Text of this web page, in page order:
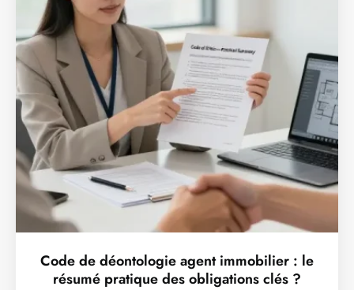
Code de déontologie agent immobilier : le
résumé pratique des obligations clés ?